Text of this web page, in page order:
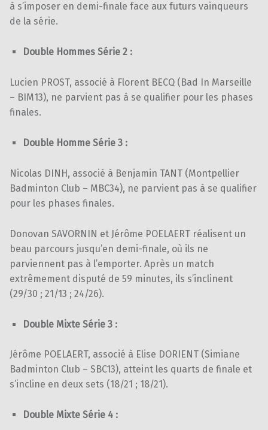
à s’imposer en demi-finale face aux futurs vainqueurs
de la série.
Double Hommes Série 2 :
Lucien PROST, associé à Florent BECQ (Bad In Marseille
– BIM13), ne parvient pas à se qualifier pour les phases
finales.
Double Homme Série 3 :
Nicolas DINH, associé à Benjamin TANT (Montpellier
Badminton Club – MBC34), ne parvient pas à se qualifier
pour les phases finales.
Donovan SAVORNIN et Jérôme POELAERT réalisent un
beau parcours jusqu’en demi-finale, où ils ne
parviennent pas à l’emporter. Après un match
extrêmement disputé de 59 minutes, ils s’inclinent
(29/30 ; 21/13 ; 24/26).
Double Mixte Série 3 :
Jérôme POELAERT, associé à Elise DORIENT (Simiane
Badminton Club – SBC13), atteint les quarts de finale et
s’incline en deux sets (18/21 ; 18/21).
Double Mixte Série 4 :